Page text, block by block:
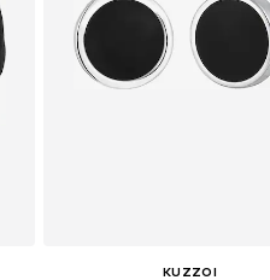
KUZZOI